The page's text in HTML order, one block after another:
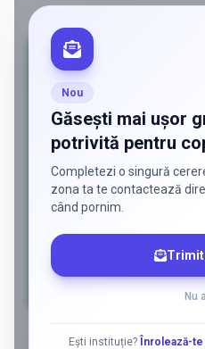
Nou
Găsești mai ușor
potrivită pentru
Completezi o singură
zona ta te contactează
când pornim.
Nu
Ești instituție?
Înrolează-